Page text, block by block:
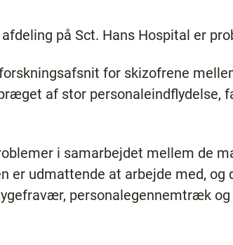
på Sct. Hans Hospital er
for skizofrene
af stor personaleindflydelse,
i samarbejdet mellem de
er udmattende at arbejde med,
personalegennemtræk